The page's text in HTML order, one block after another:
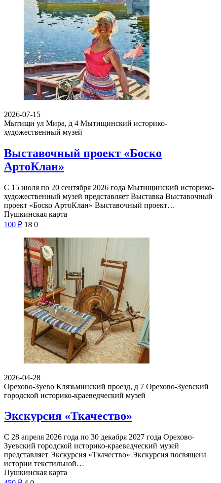
С 14 июля по 30 декабря 2026 года Ленино-Снегиревский
военно-исторический музей представляет Программа «Истра
сквозь эпохи.
Пушкинская карта
10 0
2026-07-15
Мытищи ул Мира, д 4 Мытищинский историко-
художественный музей
АртоКлан»
С 15 июля по 20 сентября 2026 года Мытищинский историко-
художественный музей представляет Выставка Выставочный
проект «Боско АртоКлан» Выставочный проект…
Пушкинская карта
18 0
2026-04-28
Орехово-Зуево Клязьминский проезд, д 7
городской историко-краеведческий музей